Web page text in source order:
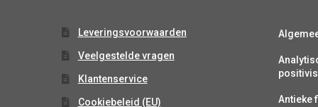
Leveringsvoorwaarden
Veelgestelde vragen
Klantenservice
Cookiebeleid (EU) Antieke